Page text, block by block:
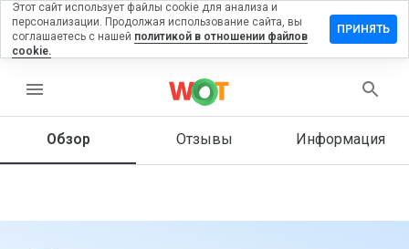
menu
Обзор Отзывы Информация
на
Как бы
этот
Этот сайт использует файлы cookie для анализа и
персонализации. Продолжая использование сайта, вы
соглашаетесь с нашей политикой в отношении файлов
cookie.
ПРИНЯТЬ